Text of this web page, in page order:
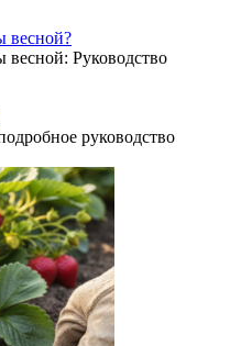
весной?
весной: Руководство
руководство